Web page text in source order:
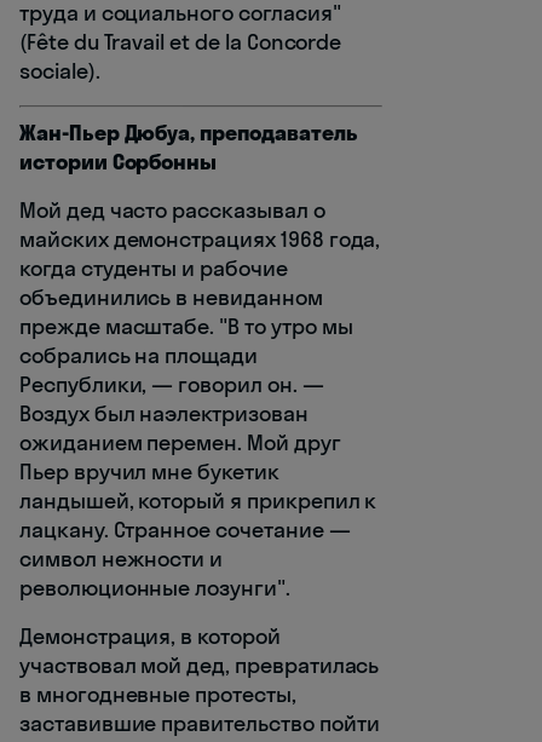
труда и социального согласия"
(Fête du Travail et de la Concorde
sociale).
Жан-Пьер Дюбуа, преподаватель
истории Сорбонны
Мой дед часто рассказывал о
майских демонстрациях 1968 года,
когда студенты и рабочие
объединились в невиданном
прежде масштабе. "В то утро мы
собрались на площади
Республики, — говорил он. —
Воздух был наэлектризован
ожиданием перемен. Мой друг
Пьер вручил мне букетик
ландышей, который я прикрепил к
лацкану. Странное сочетание —
символ нежности и
революционные лозунги".
Демонстрация, в которой
участвовал мой дед, превратилась
в многодневные протесты,
заставившие правительство пойти